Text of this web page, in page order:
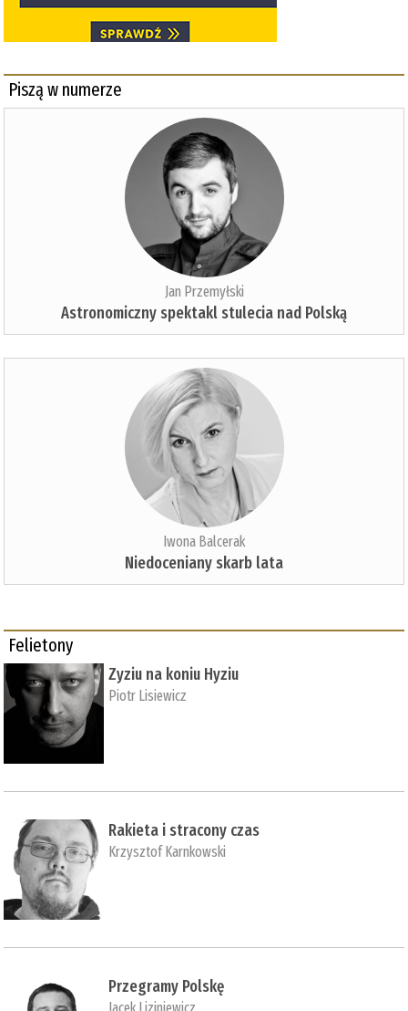
Piszą w numerze
Jan Przemyłski
Astronomiczny spektakl stulecia nad Polską
Iwona Balcerak
Niedoceniany skarb lata
Felietony
Zyziu na koniu Hyziu
Piotr Lisiewicz
Rakieta i stracony czas
Krzysztof Karnkowski
Przegramy Polskę
Jacek Liziniewicz